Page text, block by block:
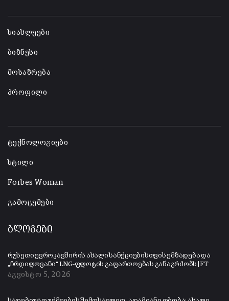
სიახლეები
ბიზნესი
მოსაზრება
პროფილი
ტექნოლოგიები
სტილი
Forbes Woman
გამოცემები
ბლოგები
რუსეთი ევროკავშირის ახალი სანქციებისთვის ემზადება და
„ჩრდილოვანი“ LNG-ფლოტის გაფართოებას განაგრძობს | FT
აგვისტო 5, 2026